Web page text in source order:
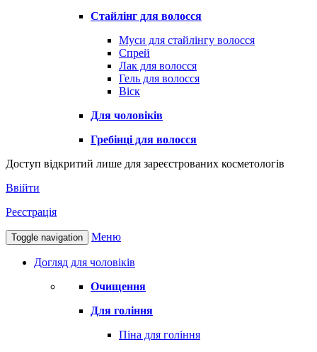
Стайлінг для волосся
Муси для стайлінгу волосся
Спрей
Лак для волосся
Гель для волосся
Віск
Для чоловіків
Гребінці для волосся
Доступ відкритий лише для зареєстрованих косметологів
Ввійти
Реєстрація
Toggle navigation Меню
Догляд для чоловіків
Очищення
Для гоління
Піна для гоління